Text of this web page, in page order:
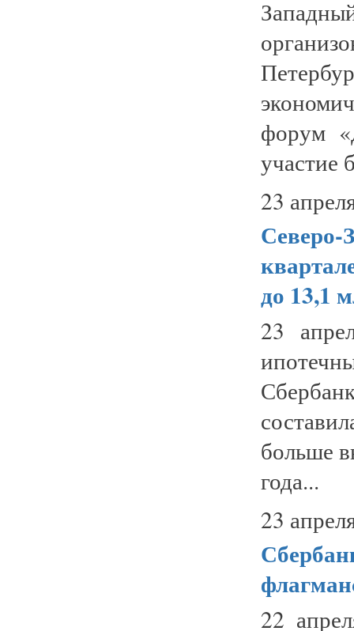
форум
участие
23
Северо-
до 13,1
23
больше
года...
23
22